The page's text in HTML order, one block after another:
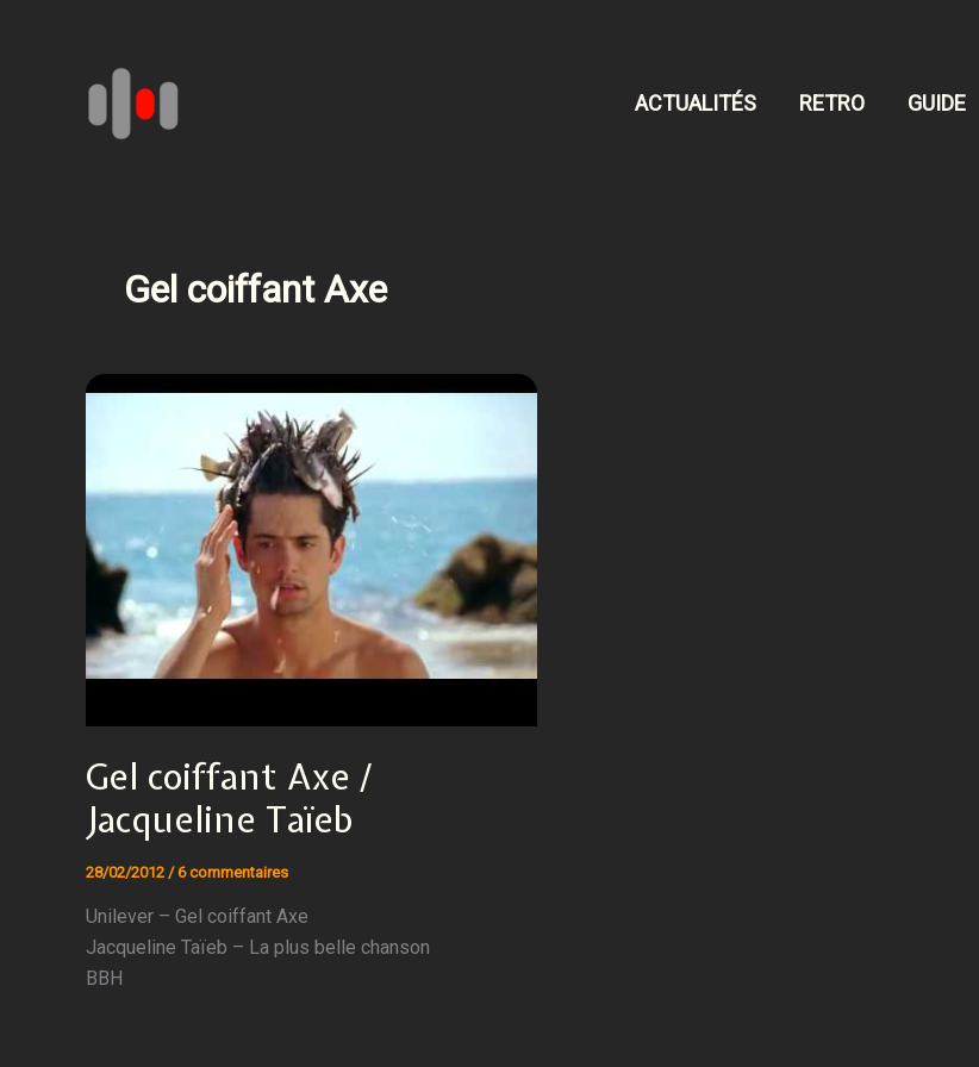
ACTUALITÉS RETRO GUIDE
Gel coiffant Axe
Gel coiffant Axe /
Jacqueline Taïeb
28/02/2012 /6 commentaires
Unilever – Gel coiffant Axe
Jacqueline Taïeb – La plus belle chanson
BBH